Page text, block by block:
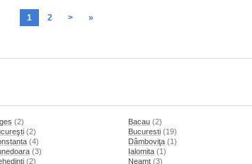
1 2 > »
(2) Bacau (2)
(2) Bucuresti (19)
(4) Dâmboviţa (1)
(3) Ialomita (1)
(2) Neamt (3)